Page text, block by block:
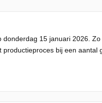
15 januari 2026.
bij een aantal